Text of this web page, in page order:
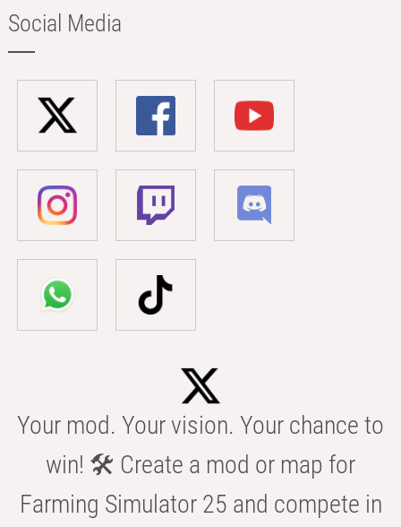
Social Media
Your mod. Your vision. Your chance to
win! 🛠️ Create a mod or map for
Farming Simulator 25 and compete in